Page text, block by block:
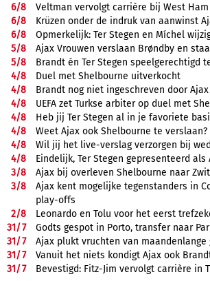
6/8
Veltman vervolgt carrière bij West Ham
6/8
Krüzen onder de indruk van aanwinst
6/8
Opmerkelijk: Ter Stegen en Míchel
5/8
Ajax Vrouwen verslaan Brøndby en
5/8
Brandt én Ter Stegen speelgerechtigd
4/8
Duel met Shelbourne uitverkocht
4/8
Brandt nog niet ingeschreven door Ajax
4/8
UEFA zet Turkse arbiter op duel met
4/8
Heb jij Ter Stegen al in je favoriete
4/8
Weet Ajax ook Shelbourne te verslaan?
4/8
Wil jij het live-verslag verzorgen bij
4/8
Eindelijk, Ter Stegen gepresenteerd als
3/8
Ajax bij overleven Shelbourne naar
3/8
Ajax kent mogelijke tegenstanders in
play-offs
2/8
Leonardo en Tolu voor het eerst
31/7
Godts gespot in Porto, transfer naar
31/7
Ajax plukt vruchten van maandenlange
31/7
Vanuit het niets kondigt Ajax ook
31/7 Bevestigd: Fitz-Jim vervolgt carrière in